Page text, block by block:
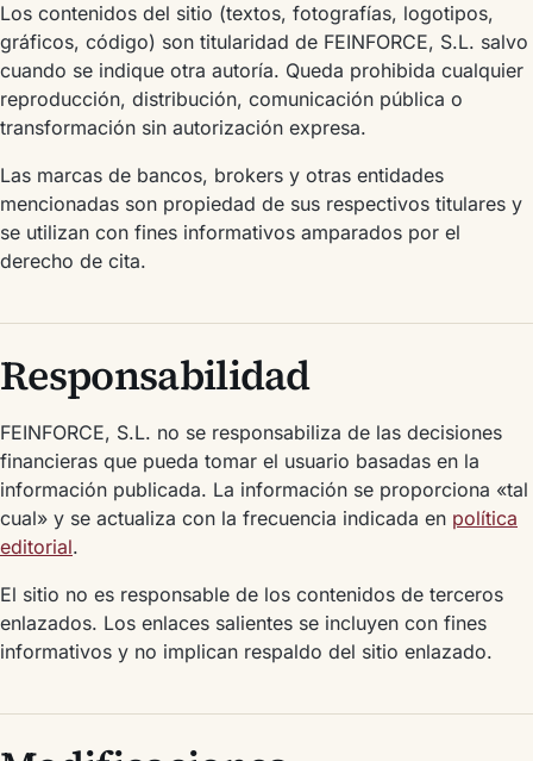
Los contenidos del sitio (textos, fotografías, logotipos,
gráficos, código) son titularidad de FEINFORCE, S.L. salvo
cuando se indique otra autoría. Queda prohibida cualquier
reproducción, distribución, comunicación pública o
transformación sin autorización expresa.
Las marcas de bancos, brokers y otras entidades
mencionadas son propiedad de sus respectivos titulares y
se utilizan con fines informativos amparados por el
derecho de cita.
Responsabilidad
FEINFORCE, S.L. no se responsabiliza de las decisiones
financieras que pueda tomar el usuario basadas en la
información publicada. La información se proporciona «tal
cual» y se actualiza con la frecuencia indicada en política
editorial.
El sitio no es responsable de los contenidos de terceros
enlazados. Los enlaces salientes se incluyen con fines
informativos y no implican respaldo del sitio enlazado.